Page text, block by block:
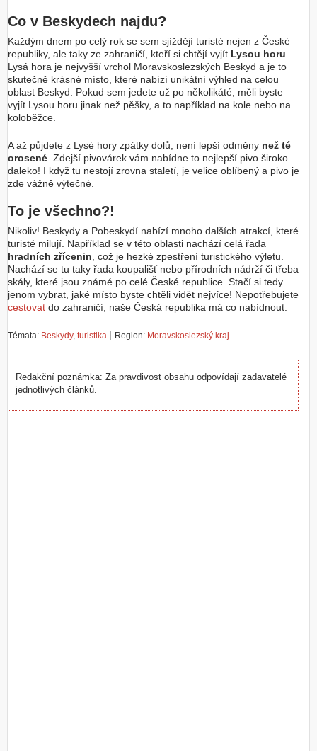
Co v Beskydech najdu?
Každým dnem po celý rok se sem sjíždějí turisté nejen z České
republiky, ale taky ze zahraničí, kteří si chtějí vyjít Lysou horu
Lysá hora je nejvyšší vrchol Moravskoslezských Beskyd a je to
skutečně krásné místo, které nabízí unikátní výhled na celou
oblast Beskyd. Pokud sem jedete už po několikáté, měli byste
vyjít Lysou horu jinak než pěšky, a to například na kole nebo na
koloběžce.
A až půjdete z Lysé hory zpátky dolů, není lepší odměny než té
orosené . Zdejší pivovárek vám nabídne to nejlepší pivo široko
daleko! I když tu nestojí zrovna staletí, je velice oblíbený a pivo je
zde vážně výtečné.
To je všechno?!
Nikoliv! Beskydy a Pobeskydí nabízí mnoho dalších atrakcí, které
turisté milují. Například se v této oblasti nachází celá řada
hradních zřícenin , což je hezké zpestření turistického výletu.
Nachází se tu taky řada koupališť nebo přírodních nádrží či třeba
skály, které jsou známé po celé České republice. Stačí si tedy
jenom vybrat, jaké místo byste chtěli vidět nejvíce! Nepotřebujete
cestovat do zahraničí, naše Česká republika má co nabídnout.
Témata: Beskydy, turistika | Region: Moravskoslezský kraj
Redakční poznámka: Za pravdivost obsahu odpovídají zadavatelé
jednotlivých článků.